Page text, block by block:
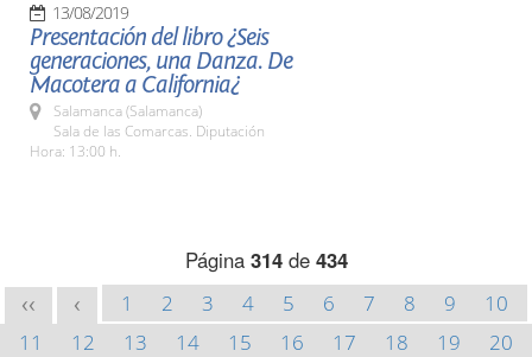
13/08/2019
Presentación del libro ¿Seis
generaciones, una Danza. De
Macotera a California¿
Salamanca (Salamanca)
Sala de las Comarcas. Diputación
Hora: 13:00 h.
Página 314de 434
<< < 1 2 3 4 5 6 7 8 9
10
11
12 13 14 15 16 17 18 19
20